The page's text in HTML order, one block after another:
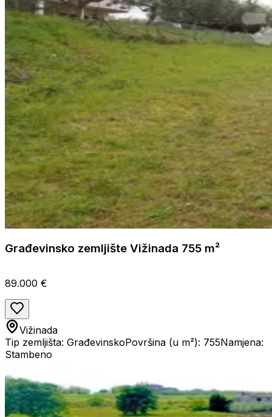
Građevinsko zemljište Vižinada 755 m²
89.000 €
Vižinada
Tip zemljišta: GrađevinskoPovršina (u m²): 755Namjena:
Stambeno